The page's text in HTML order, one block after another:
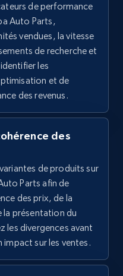
Currency, Initial
and more.
Commencer
shop products
Currency, Initial
and more.
de performance
Auto Parts,
vendues, la vitesse
de recherche et
les
et de
des revenus.
des
de produits sur
Parts afin de
des prix, de la
présentation du
les divergences avant
impact sur les ventes.